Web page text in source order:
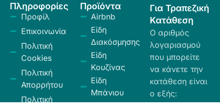
Πληροφορίες
Προφίλ
Επικοινωνία
Πολιτική
Cookies
Πολιτική
Απορρήτου
Πολιτική
Προϊόντα
Airbnb
Είδη
Διακόσμησης
Είδη
Κουζίνας
Είδη
Μπάνιου
Εξοχή
Για Τραπεζική
Κατάθεση
Ο αριθμός
λογαριασμού
που μπορείτε
να κάνετε την
κατάθεση είναι
ο εξής:
GR